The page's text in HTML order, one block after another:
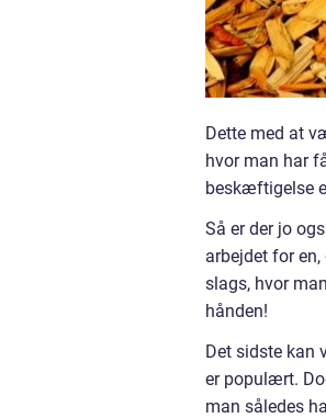
Dette med at
hvor man har
beskæftigelse
Så er der jo
arbejdet for
slags, hvor
hånden!
Det sidste kan
er populært.
man således